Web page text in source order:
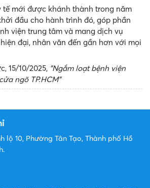
tế mới được khánh thành trong năm
đầu cho hành trình đó, góp phần
viện trung tâm và mang dịch vụ
đại, nhân văn đến gần hơn với mọi
15/10/2025, "Ngắm loạt bệnh viện
ngõ TP.HCM"
lộ 10, Phường Tân Tạo, Thành phố Hồ